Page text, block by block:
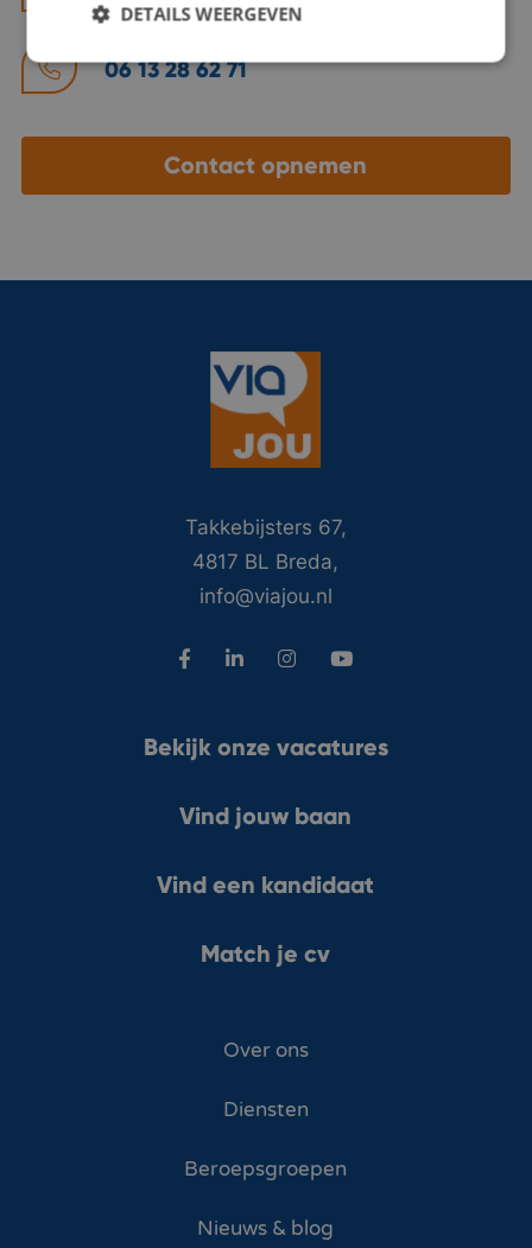
06 13 28 62 71
Contact opnemen
Takkebijsters 67,
4817 BL Breda,
info@viajou.nl
Bekijk onze vacatures
Vind jouw baan
Vind een kandidaat
Match je cv
Over ons
Diensten
Beroepsgroepen
Nieuws & blog
DETAILS WEERGEVEN